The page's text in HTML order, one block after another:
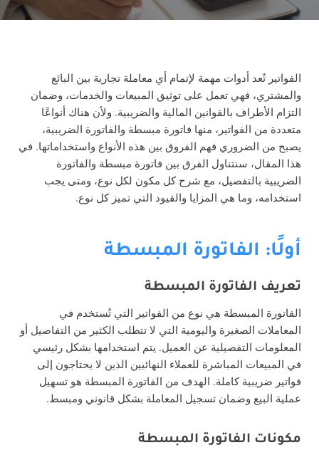
الفواتير تُعد أدوات مهمة لإتمام أي معاملة تجارية بين البائع
والمشتري، فهي تعمل على توثيق المبيعات والخدمات، وضمان
التزام الأطراف بالقوانين المالية والضريبية. ولأن هناك أنواعًا
متعددة من الفواتير، منها فاتورة مبسطة والفاتورة الضريبية،
يصبح من الضروري فهم الفروق بين هذه الأنواع واستخداماتها. في
هذا المقال، سنتناول الفرق بين فاتورة مبسطة والفاتورة
الضريبية بالتفصيل، مع شرح كل مكون لكل نوع، ومتى يجب
استخدامه، وما هي المزايا والقيود التي تميز كل نوع.
أولًا: الفاتورة المبسطة
تعريف الفاتورة المبسطة
الفاتورة المبسطة هي نوع من الفواتير التي تُستخدم في
المعاملات الصغيرة واليومية التي لا تتطلب الكثير من التفاصيل أو
المعلومات التفصيلية عن العميل. يتم استخدامها بشكل رئيسي
في المبيعات المباشرة للعملاء النهائيين الذين لا يحتاجون إلى
فواتير ضريبية كاملة. الهدف من الفاتورة المبسطة هو تسهيل
عملية البيع وضمان تسجيل المعاملة بشكل قانوني ومبسط.
مكونات الفاتورة المبسطة